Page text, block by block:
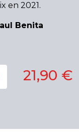
en 2021.
Benita
21,90 €